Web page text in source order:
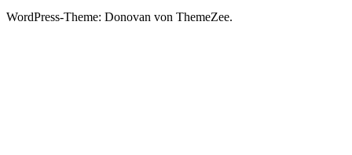
WordPress-Theme: Donovan von ThemeZee.